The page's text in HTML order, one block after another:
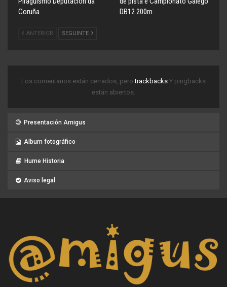
Coruña
DB12 200m
ANTERIOR SEGUINTE
Los comentarios están cerrados, perotrackbacks Y pingbacks
están abiertos.
Presentación Amigus
Album fotográfico
Hume Historia
Aviso legal